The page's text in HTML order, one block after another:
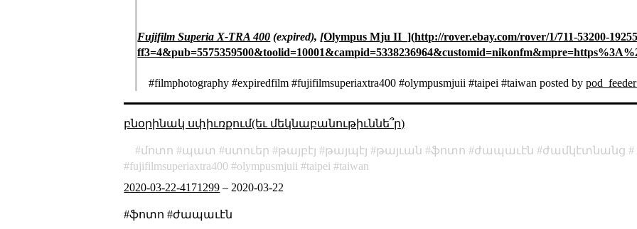
Fujifilm Superia X-TRA 400 (expired), [Olympus Mju II _](http://rover.ebay.com/rover/1/711-53200-
#filmphotography #expiredfilm #fujifilmsuperiaxtra400 #olympusmjuii #taipei #taiwan posted by
բնօրինակ սփիւռքում(եւ մեկնաբանութիւննե՞ր)
մոտո պատ ստուեր թայբէյ թայպէյ թայւան ֆոտո ժապաւէն ժամկէտնանց
fujifilmsuperiaxtra400
olympusmjuii taipei
taiwan
2020-03-22-4171299 – 2020-03-22
#ֆոտո #ժապաւէն